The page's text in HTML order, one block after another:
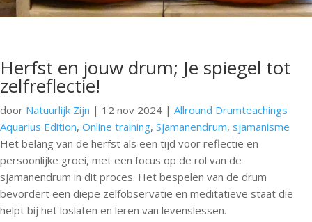
Herfst en jouw drum; Je spiegel tot
zelfreflectie!
door Natuurlijk Zijn | 12 nov 2024 | Allround Drumteachings
Aquarius Edition, Online training, Sjamanendrum, sjamanisme
Het belang van de herfst als een tijd voor reflectie en
persoonlijke groei, met een focus op de rol van de
sjamanendrum in dit proces. Het bespelen van de drum
bevordert een diepe zelfobservatie en meditatieve staat die
helpt bij het loslaten en leren van levenslessen.